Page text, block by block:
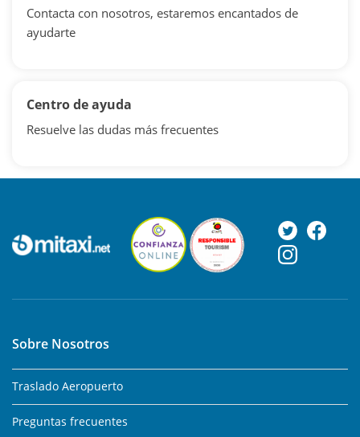
Contacta con nosotros, estaremos encantados de
ayudarte
Centro de ayuda
Resuelve las dudas más frecuentes
Sobre Nosotros
Traslado Aeropuerto
Preguntas frecuentes